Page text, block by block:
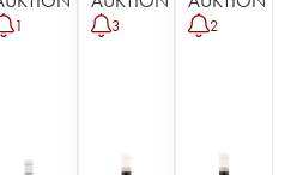
1 3 2